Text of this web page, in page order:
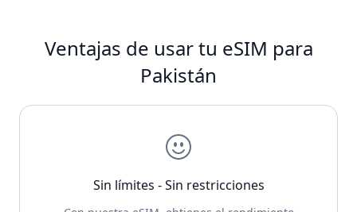
Ventajas de usar tu eSIM para
Pakistán
Sin límites - Sin restricciones